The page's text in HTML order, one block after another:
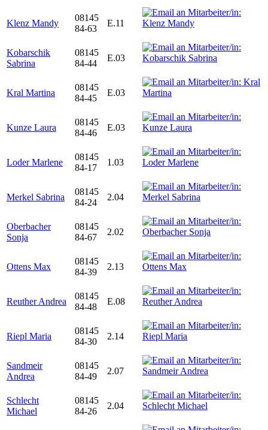
Klenz Mandy
08145
84-63
E.11
Kobarschik
Sabrina
08145
84-44
E.03
Kral Martina
08145
84-45
E.03
Kunze Laura
08145
84-46
E.03
Loder Marlene
08145
84-17
1.03
Merkel Sabrina
08145
84-24
2.04
Oberbacher
Sonja
08145
84-67
2.02
Ottens Max
08145
84-39
2.13
Reuther Andrea
08145
84-48
E.08
Riepl Maria
08145
84-30
2.14
Sandmeir
Andrea
08145
84-49
2.07
Schlecht
Michael
08145
84-26
2.04